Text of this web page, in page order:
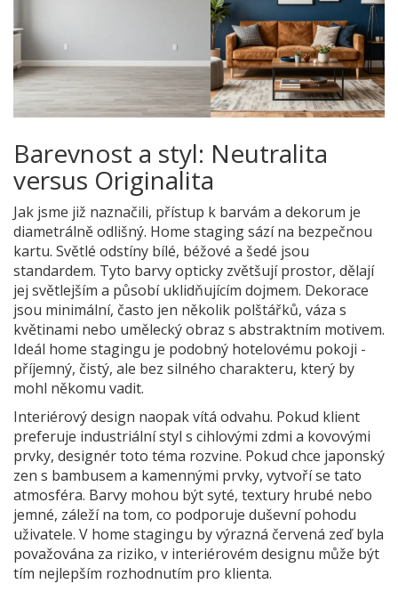
Barevnost a styl: Neutralita
versus Originalita
Jak jsme již naznačili, přístup k barvám a dekorum je
diametrálně odlišný. Home staging sází na bezpečnou
kartu. Světlé odstíny bílé, béžové a šedé jsou
standardem. Tyto barvy opticky zvětšují prostor, dělají
jej světlejším a působí uklidňujícím dojmem. Dekorace
jsou minimální, často jen několik polštářků, váza s
květinami nebo umělecký obraz s abstraktním motivem.
Ideál home stagingu je podobný hotelovému pokoji -
příjemný, čistý, ale bez silného charakteru, který by
mohl někomu vadit.
Interiérový design naopak vítá odvahu. Pokud klient
preferuje industriální styl s cihlovými zdmi a kovovými
prvky, designér toto téma rozvine. Pokud chce japonský
zen s bambusem a kamennými prvky, vytvoří se tato
atmosféra. Barvy mohou být syté, textury hrubé nebo
jemné, záleží na tom, co podporuje duševní pohodu
uživatele. V home stagingu by výrazná červená zeď byla
považována za riziko, v interiérovém designu může být
tím nejlepším rozhodnutím pro klienta.